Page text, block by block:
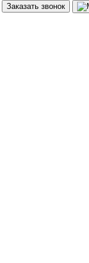
Заказать звонок